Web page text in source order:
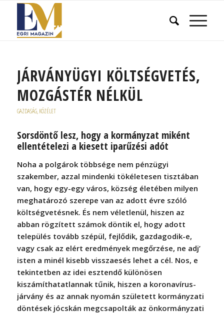
JÁRVÁNYÜGYI KÖLTSÉGVETÉS,
MOZGÁSTÉR NÉLKÜL
GAZDASÁG,KÖZÉLET
Sorsdöntő lesz, hogy a kormányzat miként
ellentételezi a kiesett iparűzési adót
Noha a polgárok többsége nem pénzügyi
szakember, azzal mindenki tökéletesen tisztában
van, hogy egy-egy város, község életében milyen
meghatározó szerepe van az adott évre szóló
költségvetésnek. És nem véletlenül, hiszen az
abban rögzített számok döntik el, hogy adott
település tovább szépül, fejlődik, gazdagodik-e,
vagy csak az elért eredmények megőrzése, ne adj’
isten a minél kisebb visszaesés lehet a cél. Nos, e
tekintetben az idei esztendő különösen
kiszámíthatatlannak tűnik, hiszen a koronavírus-
járvány és az annak nyomán született kormányzati
döntések jócskán megcsapolták az önkormányzati